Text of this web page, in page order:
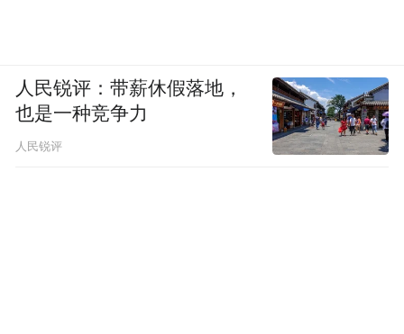
人民锐评：带薪休假落地，
也是一种竞争力
人民锐评